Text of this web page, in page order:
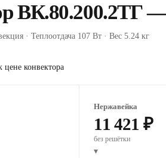
ВК.80.200.2ТГ
· Теплоотдача 107 Вт · Вес 5.24 кг
цене конвектора
Нержавейка
11 421 ₽
без решётки
▾